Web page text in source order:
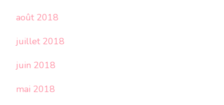
août 2018
juillet 2018
juin 2018
mai 2018